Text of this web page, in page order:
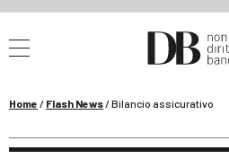
Home / Flash News/Bilancio assicurativo